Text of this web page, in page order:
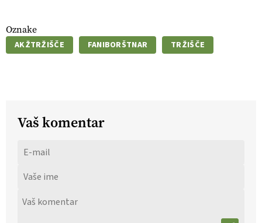
Oznake
AKŽTRŽIŠČE FANIBORŠTNAR TRŽIŠČE
Vaš komentar